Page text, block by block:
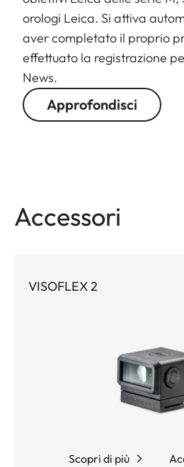
orologi Leica. Si attiva
aver completato il proprio
effettuato la registrazione
News.
Approfondisci
Accessori
VISOFLEX 2
Scopri di più